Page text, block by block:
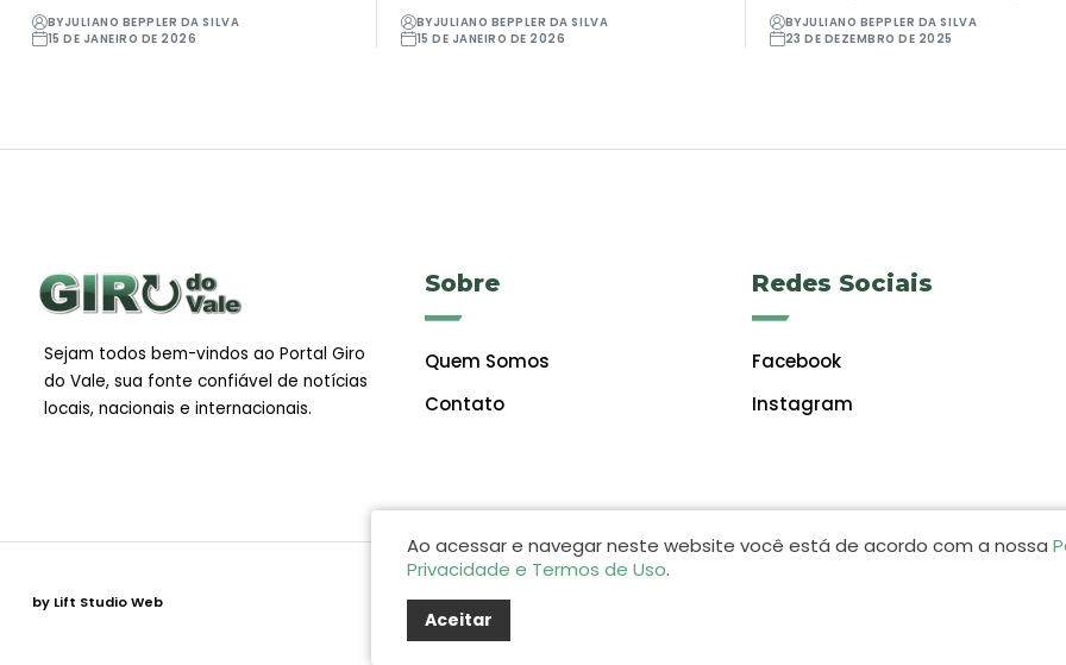
BYJULIANO BEPPLER DA SILVA
15 DE JANEIRO DE 2026
BYJULIANO BEPPLER DA SILVA
15 DE JANEIRO DE 2026
BYJULIANO BEPPLER DA SILVA
23 DE DEZEMBRO DE 2025
Sejam todos bem-vindos ao Portal Giro
do Vale, sua fonte confiável de notícias
locais, nacionais e internacionais.
Sobre
Quem Somos
Contato
Redes Sociais
Facebook
Instagram
by Lift Studio Web
Ao acessar e navegar neste website você está de acordo com a nossa
Privacidade e Termos de Uso.
Aceitar